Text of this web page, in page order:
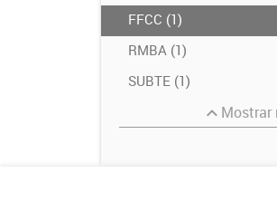
FFCC (1)
RMBA (1)
SUBTE (1)
Mostrar